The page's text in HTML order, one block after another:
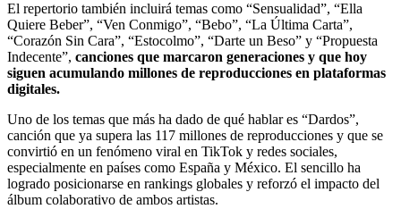
El repertorio también incluirá temas como “Sensualidad”, “Ella
Quiere Beber”, “Ven Conmigo”, “Bebo”, “La Última Carta”,
“Corazón Sin Cara”, “Estocolmo”, “Darte un Beso” y “Propuesta
Indecente”, canciones que marcaron generaciones y que hoy
siguen acumulando millones de reproducciones en plataformas
digitales.
Uno de los temas que más ha dado de qué hablar es “Dardos”,
canción que ya supera las 117 millones de reproducciones y que se
convirtió en un fenómeno viral en TikTok y redes sociales,
especialmente en países como España y México. El sencillo ha
logrado posicionarse en rankings globales y reforzó el impacto del
álbum colaborativo de ambos artistas.